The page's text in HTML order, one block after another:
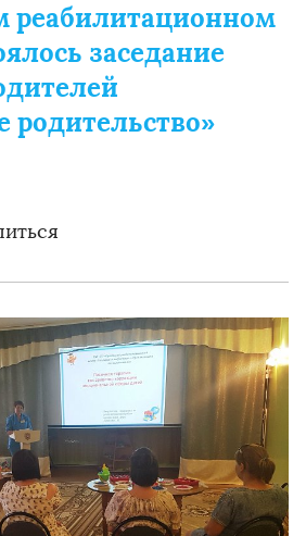
реабилитационном
заседание
родительство»